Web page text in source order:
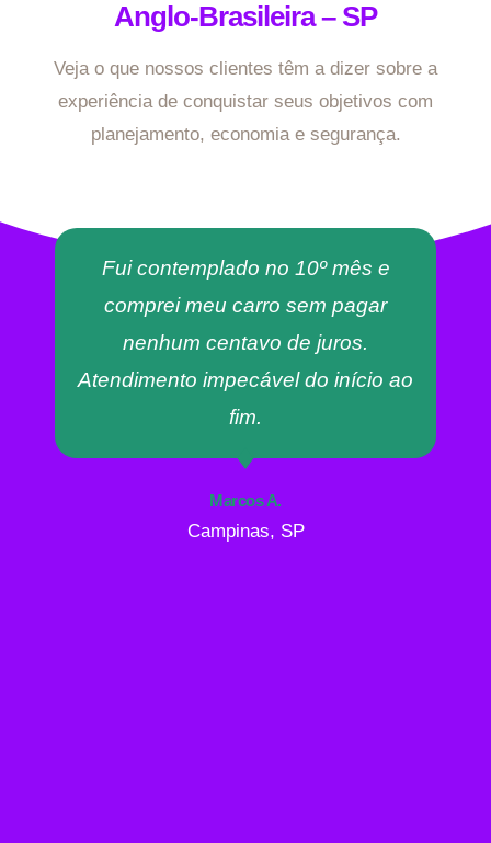
Anglo-Brasileira – SP
Veja o que nossos clientes têm a dizer sobre a
experiência de conquistar seus objetivos com
planejamento, economia e segurança.
Fui contemplado no 10º mês e
comprei meu carro sem pagar
nenhum centavo de juros.
Atendimento impecável do início ao
fim.
Marcos A.
Campinas, SP